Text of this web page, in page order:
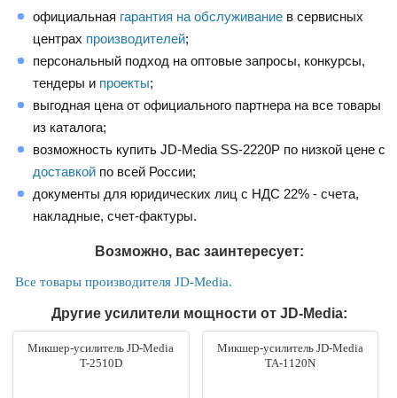
официальная гарантия на обслуживание в сервисных
центрах производителей;
персональный подход на оптовые запросы, конкурсы,
тендеры и проекты;
выгодная цена от официального партнера на все товары
из каталога;
возможность купить JD-Media SS-2220P по низкой цене с
доставкой по всей России;
документы для юридических лиц с НДС 22% - счета,
накладные, счет-фактуры.
Возможно, вас заинтересует:
Все товары производителя JD-Media.
Другие усилители мощности от JD-Media:
Микшер-усилитель JD-Media
T-2510D
Микшер-усилитель JD-Media
TA-1120N